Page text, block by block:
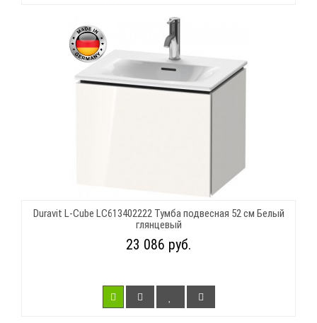
Duravit L-Cube LC613402222 Тумба подвесная 52 см Белый
глянцевый
23 086 руб.